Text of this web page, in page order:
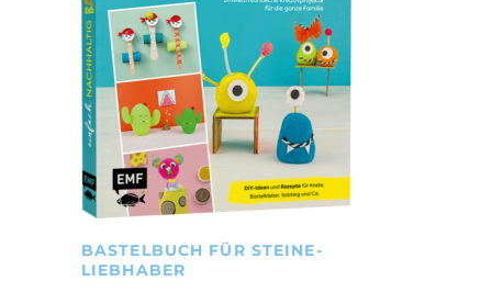
BASTELBUCH FÜR STEINE-
LIEBHABER